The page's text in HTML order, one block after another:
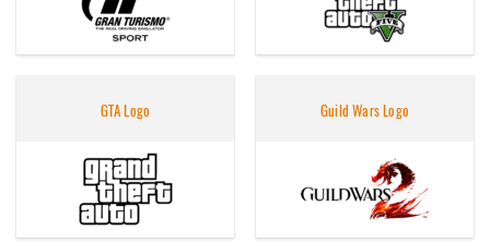
GTA Logo Guild Wars Logo